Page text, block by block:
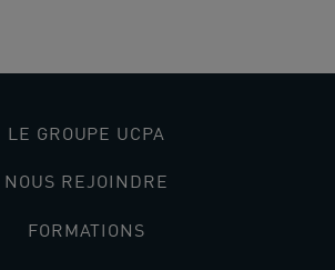
LE GROUPE UCPA
NOUS REJOINDRE
FORMATIONS